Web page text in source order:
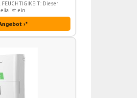
FEUCHTIGIKEIT: Dieser
ist ein …
›*